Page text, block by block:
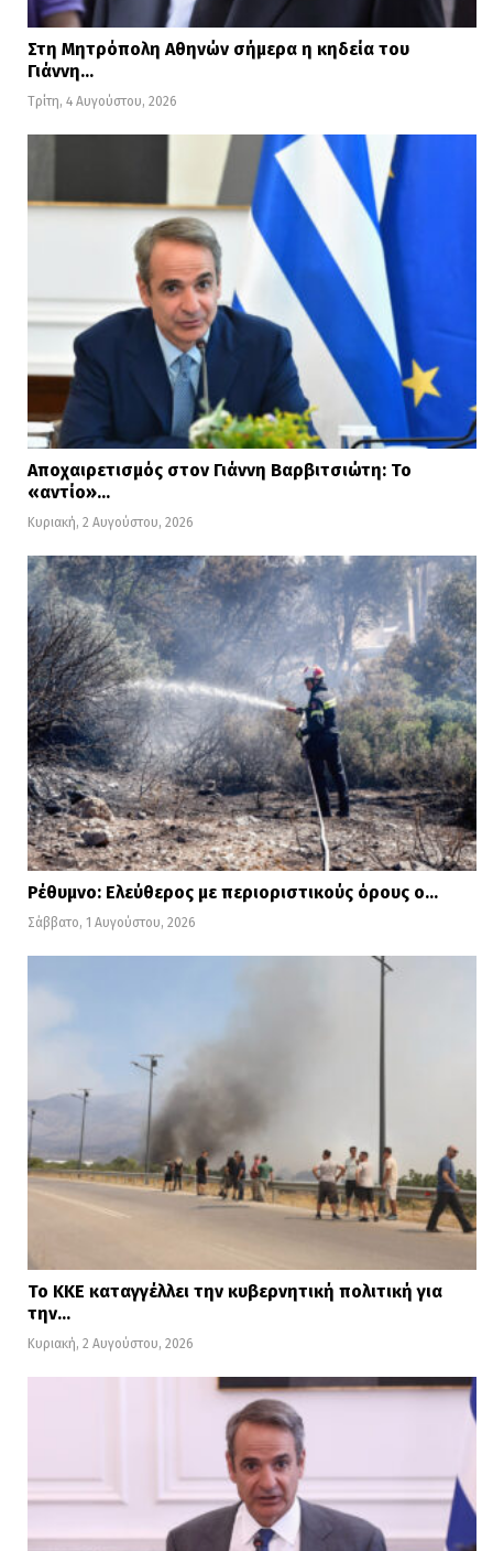
Στη Μητρόπολη Αθηνών σήμερα η κηδεία του
Γιάννη…
Τρίτη, 4 Αυγούστου, 2026
Αποχαιρετισμός στον Γιάννη Βαρβιτσιώτη: Το
«αντίο»…
Κυριακή, 2 Αυγούστου, 2026
Ρέθυμνο: Ελεύθερος με περιοριστικούς όρους ο…
Σάββατο, 1 Αυγούστου, 2026
Το ΚΚΕ καταγγέλλει την κυβερνητική πολιτική για
την…
Κυριακή, 2 Αυγούστου, 2026